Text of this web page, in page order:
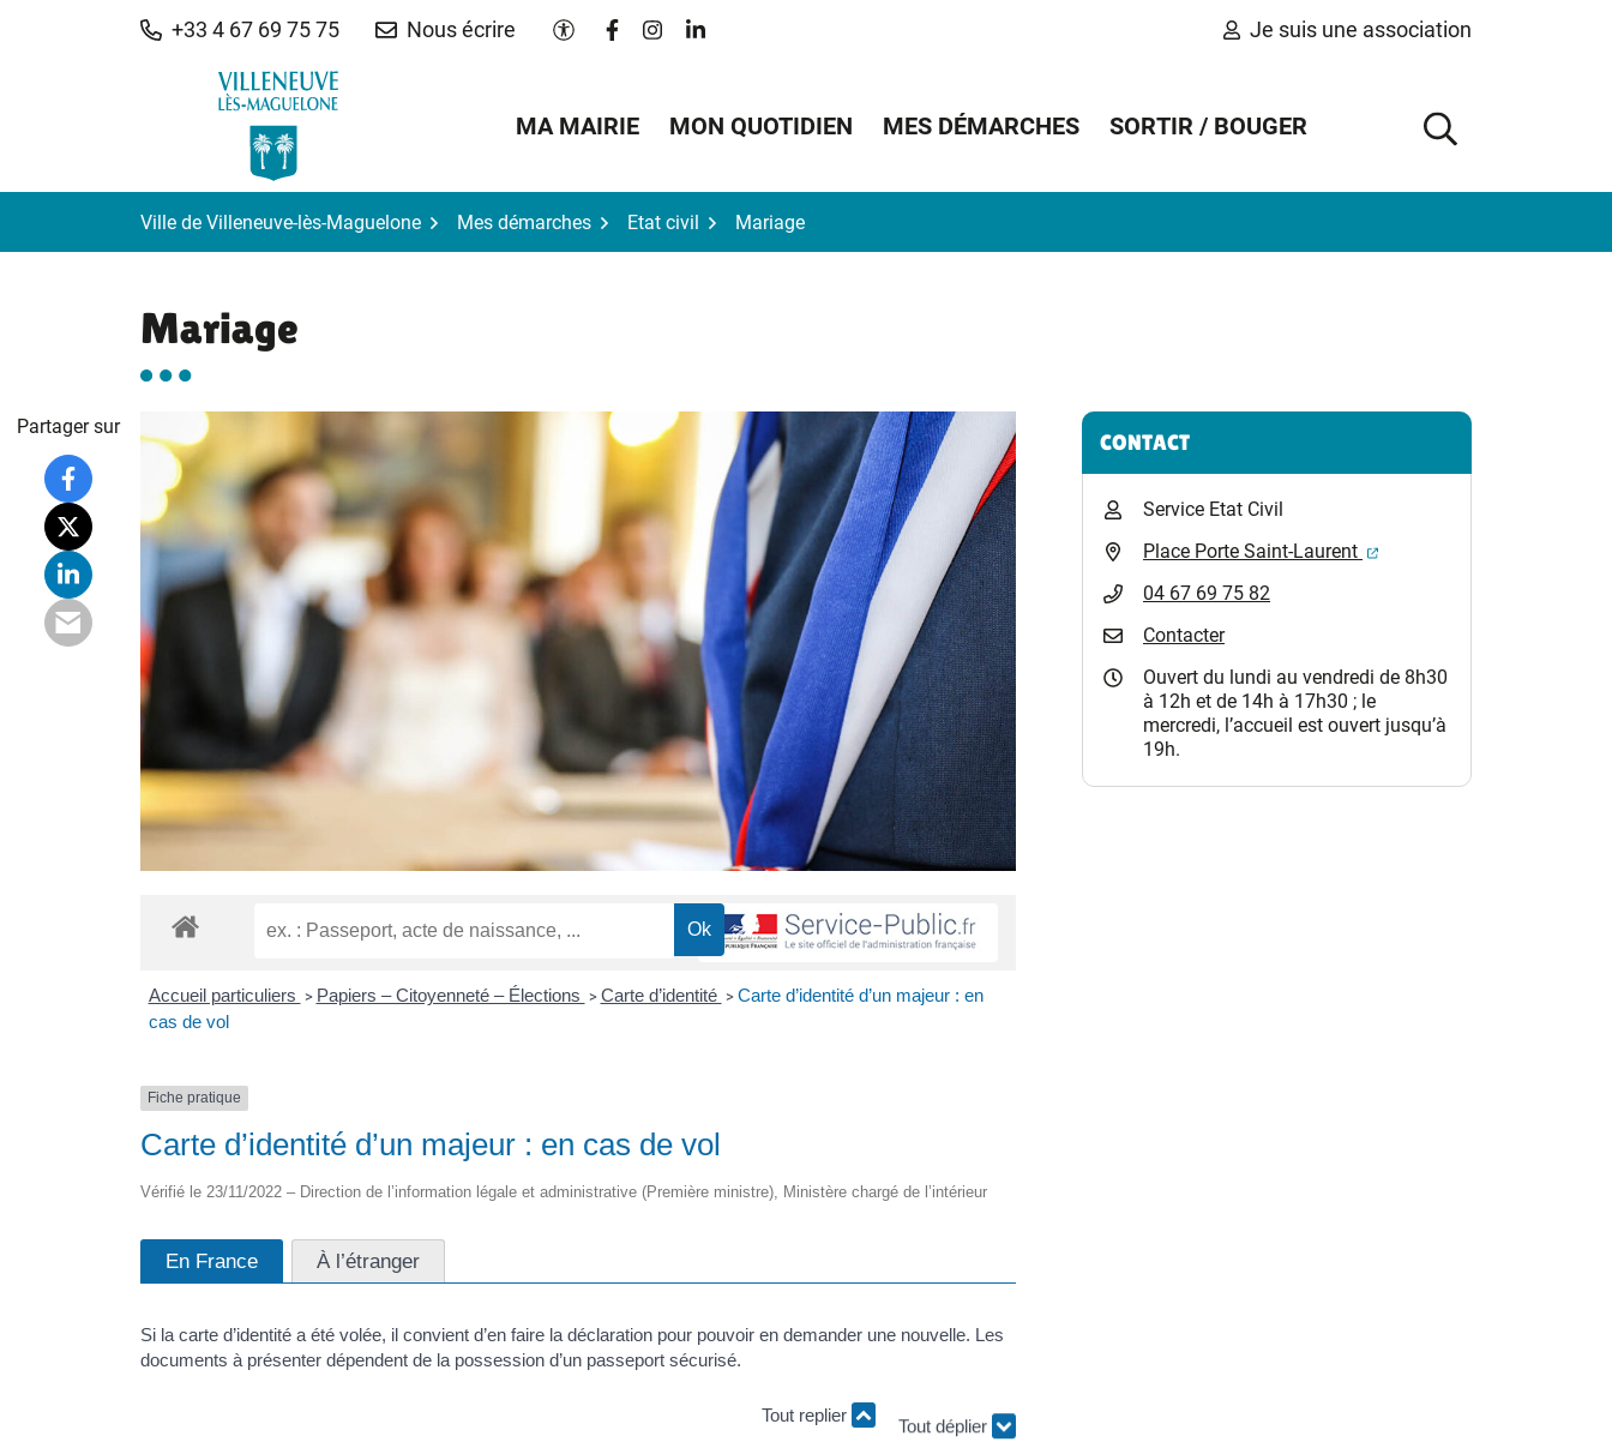
+33 4 67 69 75 75 Nous écrire Paramètres d'accessibilité
Lien vers le compte Facebook
Lien vers le compte Instagram
Lien vers le compte Linkedin Je suis une association
MA MAIRIE MON QUOTIDIEN MES DÉMARCHES SORTIR / BOUGER
AFFICHER
Ville de Villeneuve-lès-Maguelone Mes démarches Etat civil Mariage
Mariage
Accueil particuliers > Papiers – Citoyenneté – Élections > Carte d’identité > Carte d’identité d’un majeur : en
cas de vol
Fiche pratique
Carte d’identité d’un majeur : en cas de vol
Vérifié le 23/11/2022 – Direction de l’information légale et administrative (Première ministre), Ministère chargé de l’intérieur
En France À l’étranger
Si la carte d’identité a été volée, il convient d’en faire la déclaration pour pouvoir en demander une nouvelle. Les
documents à présenter dépendent de la possession d’un passeport sécurisé.
Tout replier
Partager sur Informations complémentaires
CONTACT
Service Etat Civil
Place Porte Saint-Laurent
(ouverture dans un nouvel
04 67 69 75 82
Contacter
Ouvert du lundi au vendredi de 8h30
à 12h et de 14h à 17h30 ; le
mercredi, l’accueil est ouvert jusqu’à
19h.